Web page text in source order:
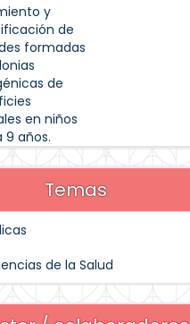
y
de
formadas
de
en niños
9 años.
Temas
de la Salud